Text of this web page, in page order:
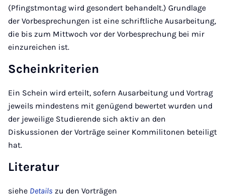
(Pfingstmontag wird gesondert behandelt.) Grundlage
der Vorbesprechungen ist eine schriftliche Ausarbeitung,
die bis zum Mittwoch vor der Vorbesprechung bei mir
einzureichen ist.
Scheinkriterien
Ein Schein wird erteilt, sofern Ausarbeitung und Vortrag
jeweils mindestens mit genügend bewertet wurden und
der jeweilige Studierende sich aktiv an den
Diskussionen der Vorträge seiner Kommilitonen beteiligt
hat.
Literatur
siehe Details zu den Vorträgen